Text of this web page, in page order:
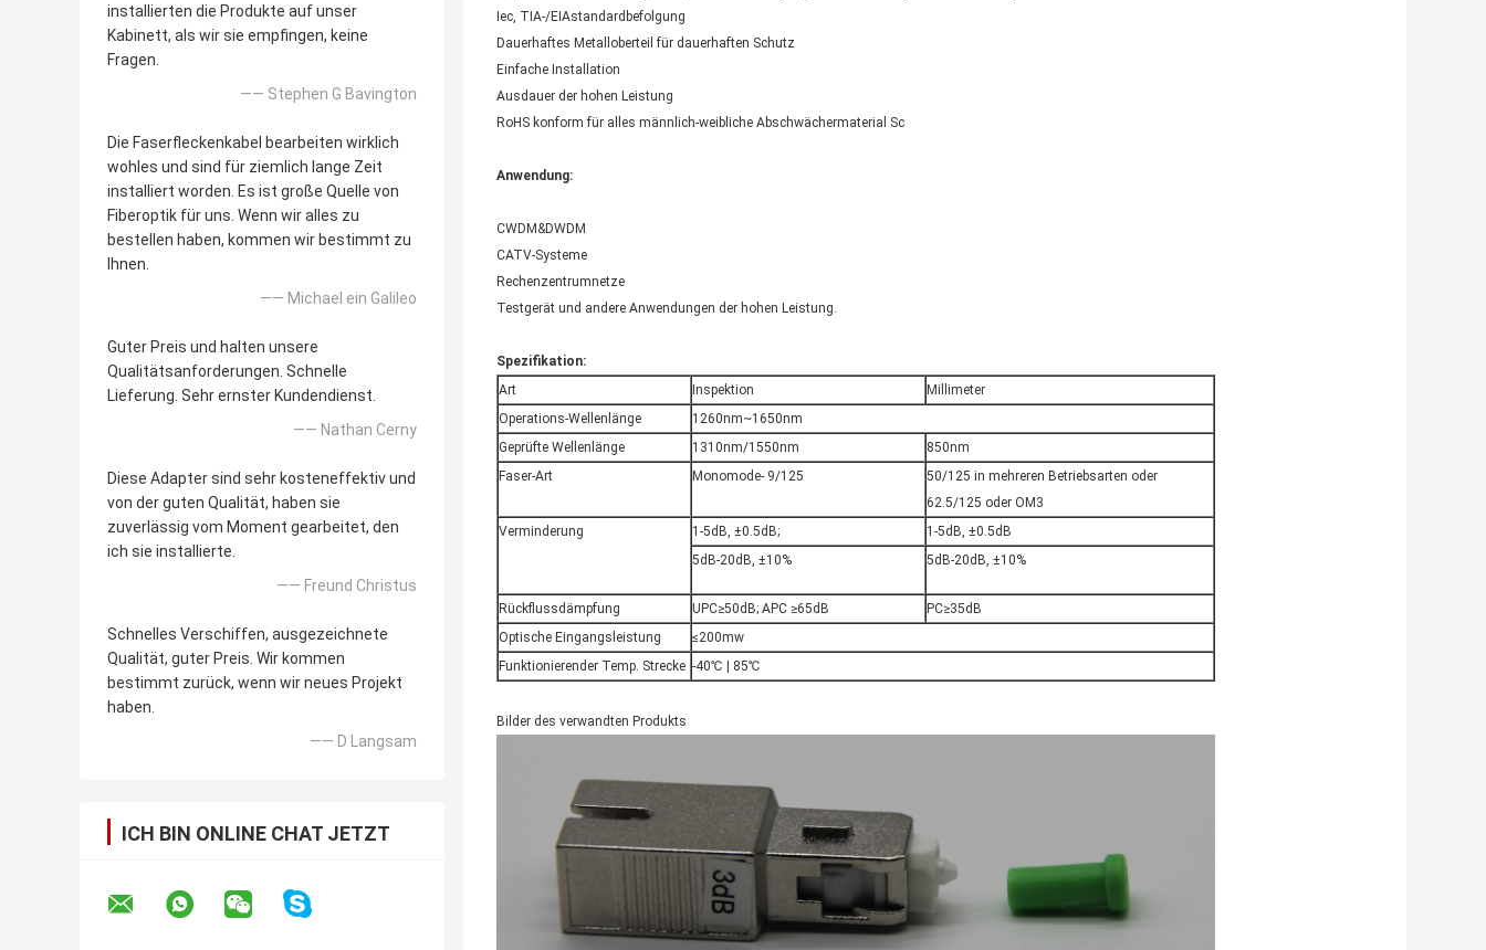
installierten die Produkte auf unser
Kabinett, als wir sie empfingen, keine
Fragen.
—— Stephen G Bavington
Die Faserfleckenkabel bearbeiten wirklich
wohles und sind für ziemlich lange Zeit
installiert worden. Es ist große Quelle von
Fiberoptik für uns. Wenn wir alles zu
bestellen haben, kommen wir bestimmt zu
Ihnen.
—— Michael ein Galileo
Guter Preis und halten unsere
Qualitätsanforderungen. Schnelle
Lieferung. Sehr ernster Kundendienst.
—— Nathan Cerny
Diese Adapter sind sehr kosteneffektiv und
von der guten Qualität, haben sie
zuverlässig vom Moment gearbeitet, den
ich sie installierte.
—— Freund Christus
Schnelles Verschiffen, ausgezeichnete
Qualität, guter Preis. Wir kommen
bestimmt zurück, wenn wir neues Projekt
haben.
—— D Langsam
ICH BIN ONLINE CHAT JETZT
Iec, TIA-/EIAstandardbefolgung
Dauerhaftes Metalloberteil für dauerhaften Schutz
Einfache Installation
Ausdauer der hohen Leistung
RoHS konform für alles männlich-weibliche Abschwächermaterial Sc
Anwendung:
CWDM&DWDM
CATV-Systeme
Rechenzentrumnetze
Testgerät und andere Anwendungen der hohen Leistung.
Spezifikation:
Art
Inspektion
Millimeter
Operations-Wellenlänge
1260nm~1650nm
Geprüfte Wellenlänge
1310nm/1550nm
850nm
Faser-Art
Monomode- 9/125
50/125 in mehreren Betriebsarten oder
62.5/125 oder OM3
Verminderung
1-5dB, ±0.5dB;
1-5dB, ±0.5dB
5dB-20dB, ±10%
5dB-20dB, ±10%
Rückflussdämpfung UPC≥50dB; APC ≥65dB
PC≥35dB
Optische Eingangsleistung
≤200mw
Funktionierender Temp. Strecke -40℃ | 85℃
Bilder des verwandten Produkts